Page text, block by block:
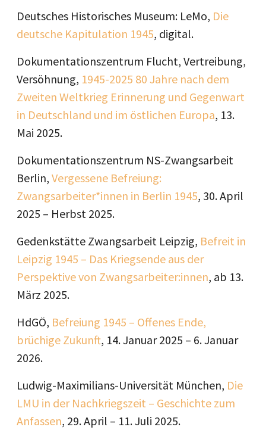
Deutsches Historisches Museum: LeMo, Die
deutsche Kapitulation 1945, digital.
Dokumentationszentrum Flucht, Vertreibung,
Versöhnung, 1945-2025 80 Jahre nach dem
Zweiten Weltkrieg Erinnerung und Gegenwart
in Deutschland und im östlichen Europa, 13.
Mai 2025.
Dokumentationszentrum NS-Zwangsarbeit
Berlin, Vergessene Befreiung:
Zwangsarbeiter*innen in Berlin 1945, 30. April
2025 – Herbst 2025.
Gedenkstätte Zwangsarbeit Leipzig, Befreit in
Leipzig 1945 – Das Kriegsende aus der
Perspektive von Zwangsarbeiter:innen, ab 13.
März 2025.
HdGÖ, Befreiung 1945 – Offenes Ende,
brüchige Zukunft, 14. Januar 2025 – 6. Januar
2026.
Ludwig-Maximilians-Universität München, Die
LMU in der Nachkriegszeit – Geschichte zum
Anfassen, 29. April – 11. Juli 2025.